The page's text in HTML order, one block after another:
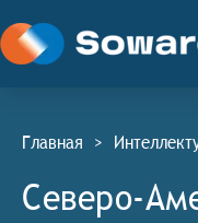
Главная >
Северо-